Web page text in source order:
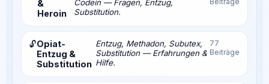
&
Heroin
Codein — Fragen, Entzug,
Substitution.
🔓Opiat-
Entzug &
Substitution
Entzug, Methadon, Subutex,
Substitution — Erfahrungen &
Hilfe.
77
Beiträge